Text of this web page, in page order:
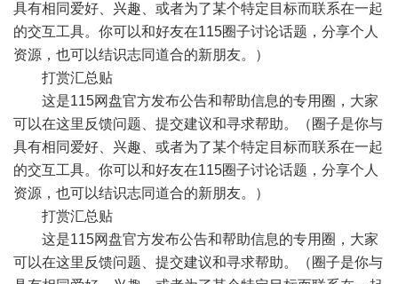
具有相同爱好、兴趣、或者为了某个特定目标而联系在一起
的交互工具。你可以和好友在115圈子讨论话题，分享个人
资源，也可以结识志同道合的新朋友。）
打赏汇总贴
这是115网盘官方发布公告和帮助信息的专用圈，大家
可以在这里反馈问题、提交建议和寻求帮助。（圈子是你与
具有相同爱好、兴趣、或者为了某个特定目标而联系在一起
的交互工具。你可以和好友在115圈子讨论话题，分享个人
资源，也可以结识志同道合的新朋友。）
打赏汇总贴
这是115网盘官方发布公告和帮助信息的专用圈，大家
可以在这里反馈问题、提交建议和寻求帮助。（圈子是你与